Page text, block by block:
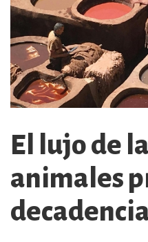
El lujo de
animales